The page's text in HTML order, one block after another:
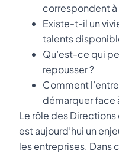
correspondent à
Existe-t-il un
talents
Qu’est-ce qui
repousser ?
Comment
démarquer face
Le rôle des Directions
est aujourd’hui un
les entreprises. Dans